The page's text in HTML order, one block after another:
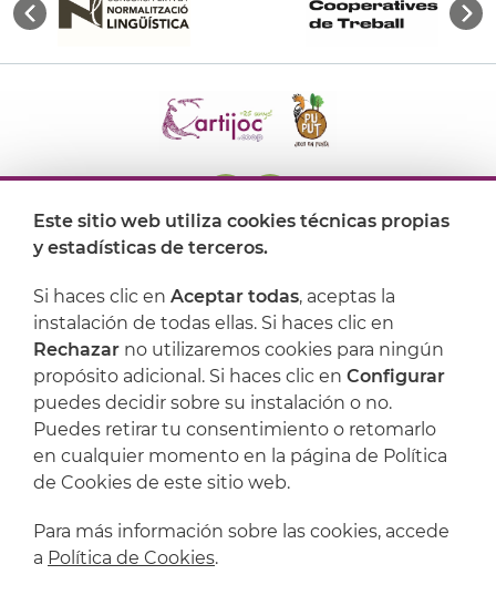
Dónde encontrarnos
Artijoc
Soporte
Este sitio web utiliza cookies técnicas propias
y estadísticas de terceros.
Si haces clic en Aceptar todas, aceptas la
instalación de todas ellas. Si haces clic en
Rechazar no utilizaremos cookies para ningún
propósito adicional. Si haces clic en Configurar
puedes decidir sobre su instalación o no.
Puedes retirar tu consentimiento o retomarlo
en cualquier momento en la página de Política
de Cookies de este sitio web.
Para más información sobre las cookies, accede
a Política de Cookies.